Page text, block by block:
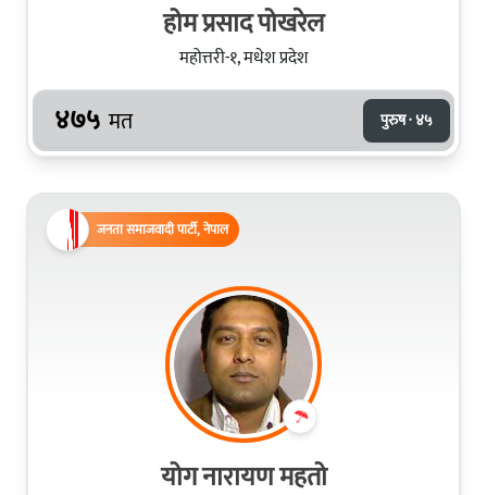
होम प्रसाद पोखरेल
महोत्तरी-१, मधेश प्रदेश
४७५ मत पुरुष · ४५
जनता समाजवादी पार्टी, नेपाल
योग नारायण महतो